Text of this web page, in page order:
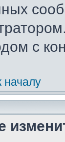
с
началу